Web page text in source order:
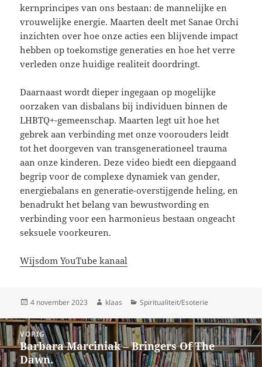
kernprincipes van ons bestaan: de mannelijke en
vrouwelijke energie. Maarten deelt met Sanae Orchi
inzichten over hoe onze acties een blijvende impact
hebben op toekomstige generaties en hoe het verre
verleden onze huidige realiteit doordringt.
Daarnaast wordt dieper ingegaan op mogelijke
oorzaken van disbalans bij individuen binnen de
LHBTQ+-gemeenschap. Maarten legt uit hoe het
gebrek aan verbinding met onze voorouders leidt
tot het doorgeven van transgenerationeel trauma
aan onze kinderen. Deze video biedt een diepgaand
begrip voor de complexe dynamiek van gender,
energiebalans en generatie-overstijgende heling, en
benadrukt het belang van bewustwording en
verbinding voor een harmonieus bestaan ongeacht
seksuele voorkeuren.
Wijsdom YouTube kanaal
Geplaatst
4 november 2023 Auteur
klaas Categorieën
Spiritualiteit/Esoterie
Berichtnavigatie
VORIG
Vorig
bericht:
Barbara Marciniak – Bringers Of The
Dawn.